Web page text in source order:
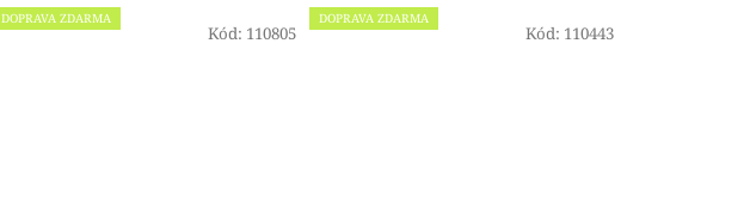
DOPRAVA ZDARMA
Kód: 110805
DOPRAVA ZDARMA
Kód: 110443